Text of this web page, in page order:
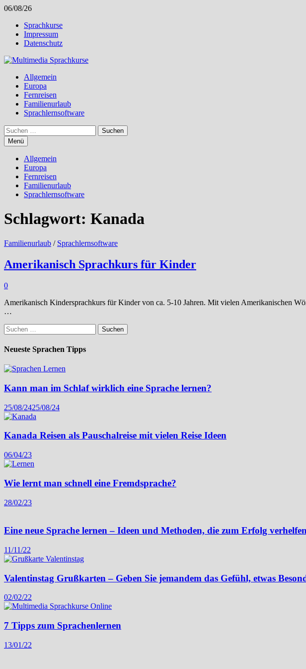
Zum
springen
06/08/26
Sprachkurse
Impressum
Datenschutz
Allgemein
Europa
Fernreisen
Familienurlaub
Sprachlernsoftware
Suchen
nach:
Menü
Allgemein
Europa
Fernreisen
Familienurlaub
Sprachlernsoftware
Schlagwort: Kanada
Familienurlaub / Sprachlernsoftware
Amerikanisch Sprachkurs für Kinder
0
Amerikanisch Kindersprachkurs für Kinder von ca. 5-10 Jahren. Mit vielen Amerikanischen
…
Suchen
nach:
Neueste Sprachen Tipps
Kann man im Schlaf wirklich eine Sprache lernen?
25/08/2425/08/24
Kanada Reisen als Pauschalreise mit vielen Reise Ideen
06/04/23
Wie lernt man schnell eine Fremdsprache?
28/02/23
Eine neue Sprache lernen – Ideen und Methoden, die zum Erfolg
11/11/22
Valentinstag Grußkarten – Geben Sie jemandem das Gefühl, etwas
02/02/22
7 Tipps zum Sprachenlernen
13/01/22